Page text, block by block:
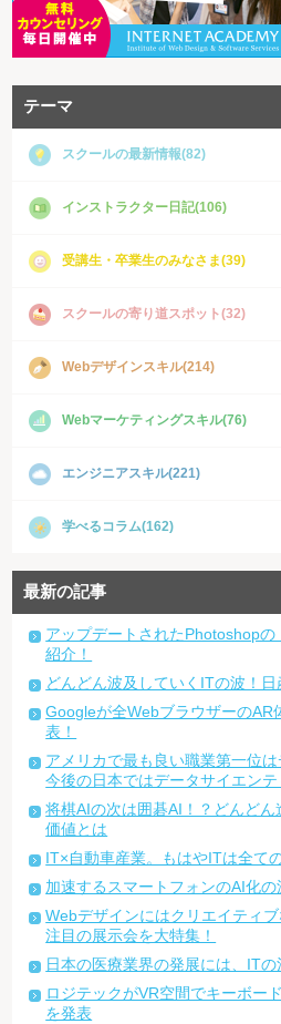
テーマ
スクールの最新情報(82)
インストラクター日記(106)
受講生・卒業生のみなさま(39)
スクールの寄り道スポット(32)
Webデザインスキル(214)
Webマーケティングスキル(76)
エンジニアスキル(221)
学べるコラム(162)
最新の記事
アップデートされたPhotoshop
紹介！
どんどん波及していくITの波！
Googleが全WebブラウザーのAR
表！
アメリカで最も良い職業第一位
今後の日本ではデータサイエン
将棋AIの次は囲碁AI！？どんど
価値とは
IT×自動車産業。もはやITは全て
加速するスマートフォンのAI化
Webデザインにはクリエイティ
注目の展示会を大特集！
日本の医療業界の発展には、IT
ロジテックがVR空間でキーボー
を発表